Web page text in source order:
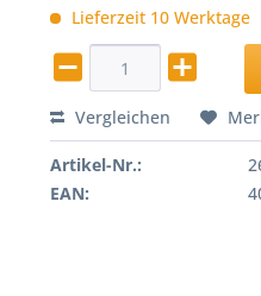
Lieferzeit 10 Werktage
Vergleichen
Artikel-Nr.:
EAN: